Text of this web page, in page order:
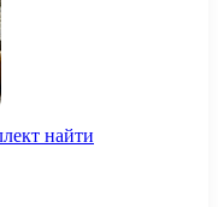
найти